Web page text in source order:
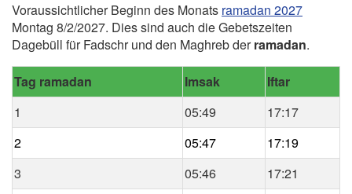
Voraussichtlicher Beginn des Monats ramadan 2027
Montag 8/2/2027. Dies sind auch die Gebetszeiten
Dagebüll für Fadschr und den Maghreb derramadan.
Tag ramadan Imsak
Iftar
1
05:49
17:17
2
05:47
17:19
3
05:46
17:21